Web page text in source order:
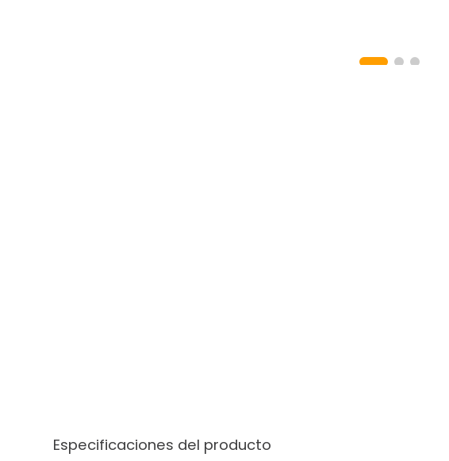
Especificaciones del producto